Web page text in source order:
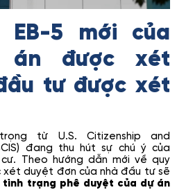
EB-5 mới của
án được xét
tư được xét
từ U.S. Citizenship and
đang thu hút sự chú ý của
Theo hướng dẫn mới về quy
xét duyệt đơn của nhà đầu tư sẽ
trạng phê duyệt của dự án